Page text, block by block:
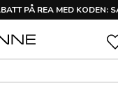
PÅ REA MED KODEN: